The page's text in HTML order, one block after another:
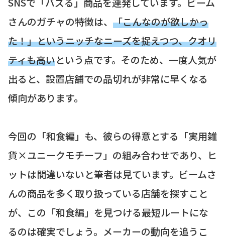
さんのガチャの特徴は、 「こんなのが欲しかっ
た！」というニッチなニーズを捉えつつ、クオリ
ティも高いという点です。そのため、一度人気が
出ると、設置店舗での品切れが非常に早くなる
傾向があります。
今回の「和食編」も、彼らの得意とする「実用雑
貨×ユニークモチーフ」の組み合わせであり、ヒ
ットは間違いないと筆者は見ています。ビームさ
んの商品を多く取り扱っている店舗を探すこと
が、この「和食編」を見つける最短ルートにな
るのは確実でしょう。メーカーの動向を追うこ